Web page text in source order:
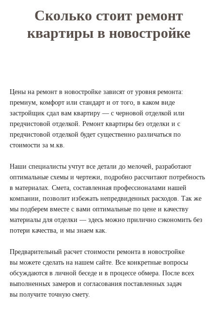
Сколько стоит ремонт
квартиры в новостройке
Цены на ремонт в новостройке зависят от уровня ремонта:
премиум, комфорт или стандарт и от того, в каком виде
застройщик сдал вам квартиру — с черновой отделкой или
предчистовой отделкой. Ремонт квартиры без отделки и с
предчистовой отделкой будет существенно различаться по
стоимости за м.кв.
Наши специалисты учтут все детали до мелочей, разработают
оптимальные схемы и чертежи, подробно рассчитают потребность
в материалах. Смета, составленная профессионалами нашей
компании, позволит избежать непредвиденных расходов. Так же
мы подберем вместе с вами оптимальные по цене и качеству
материалы для отделки — здесь можно прилично сэкономить без
потери качества, и мы знаем как.
Предварительный расчет стоимости ремонта в новостройке
вы можете сделать на нашем сайте. Все конкретные вопросы
обсуждаются в личной беседе и в процессе обмера. После всех
выполненных замеров и согласования поставленных задач
вы получите точную смету.